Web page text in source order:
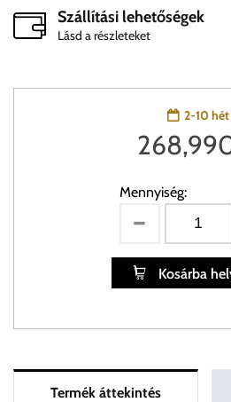
Szállítási lehetőségek
Lásd a részleteket
2-10 hét
Mennyiség:
Kosárba
Termék áttekintés